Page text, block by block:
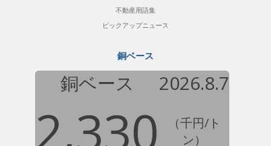
不動産用語集
ピックアップニュース
銅ベース
銅ベース 2026.8.7
2,330
（千円/ト
ン）